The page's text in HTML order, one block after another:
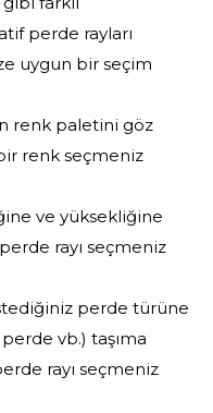
perde rayları
uygun bir seçim
renk paletini göz
renk seçmeniz
ve yüksekliğine
rayı seçmeniz
perde türüne
vb.) taşıma
rayı seçmeniz